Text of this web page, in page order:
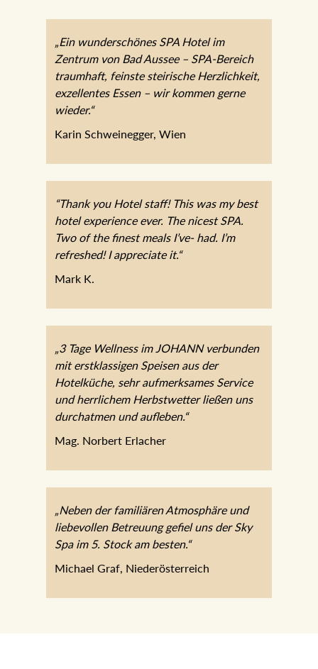
„Ein wunderschönes SPA Hotel im
Zentrum von Bad Aussee – SPA-Bereich
traumhaft, feinste steirische Herzlichkeit,
exzellentes Essen – wir kommen gerne
wieder.“
Karin Schweinegger, Wien
“Thank you Hotel staff! This was my best
hotel experience ever. The nicest SPA.
Two of the finest meals I’ve- had. I’m
refreshed! I appreciate it.“
Mark K.
„3 Tage Wellness im JOHANN verbunden
mit erstklassigen Speisen aus der
Hotelküche, sehr aufmerksames Service
und herrlichem Herbstwetter ließen uns
durchatmen und aufleben.“
Mag. Norbert Erlacher
„Neben der familiären Atmosphäre und
liebevollen Betreuung gefiel uns der Sky
Spa im 5. Stock am besten.“
Michael Graf, Niederösterreich